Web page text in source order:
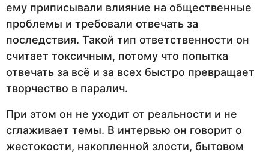
ему приписывали влияние на общественные
проблемы и требовали отвечать за
последствия. Такой тип ответственности он
считает токсичным, потому что попытка
отвечать за всё и за всех быстро превращает
творчество в паралич.
При этом он не уходит от реальности и не
сглаживает темы. В интервью он говорит о
жестокости, накопленной злости, бытовом